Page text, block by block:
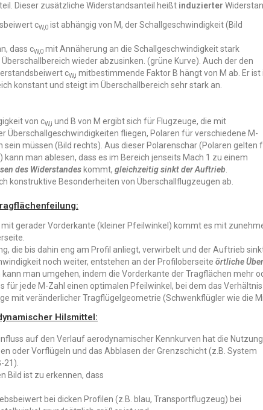
Dieser zusätzliche Widerstandsanteil heißt induzierter
cW,0 ist abhängig von M, der Schallgeschwindigkeit (Bild
dass cW,0 mit Annäherung an die Schallgeschwindigkeit stark
wieder abzusinken. (grüne Kurve). Auch der den
cW,i mitbestimmende Faktor B hängt von M ab. Er ist
konstant und steigt im Überschallbereich sehr stark an.
von cW,i und B von M ergibt sich für Flugzeuge, die mit
Überschallgeschwindigkeiten fliegen, Polaren für verschiedene M-
sein müssen (Bild rechts). Aus dieser Polarenschar (Polaren gelten
kann man ablesen, dass es im Bereich jenseits Mach 1 zu einem
des Widerstandes kommt, gleichzeitig sinkt der Auftrieb
konstruktive Besonderheiten von Überschallflugzeugen ab.
gerader Vorderkante (kleiner Pfeilwinkel) kommt es mit
die bis dahin eng am Profil anliegt, verwirbelt und der Auftrieb
noch weiter, entstehen an der Profiloberseite örtliche
kann man umgehen, indem die Vorderkante der Tragflächen mehr
für jede M-Zahl einen optimalen Pfeilwinkel, bei dem das
mit veränderlicher Tragflügelgeometrie (Schwenkflügler wie die
Hilsmittel:
auf den Verlauf aerodynamischer Kennkurven hat die Nutzung
oder Vorflügeln und das Abblasen der Grenzschicht (z.B. System
21).
Bild ist zu erkennen, dass
bei dicken Profilen (z.B. blau, Transportflugzeug) bei